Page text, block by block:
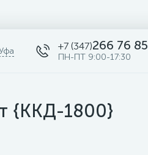
+7 (347)266 76 85
ПН-ПТ 9:00-17:30
{ККД-1800}